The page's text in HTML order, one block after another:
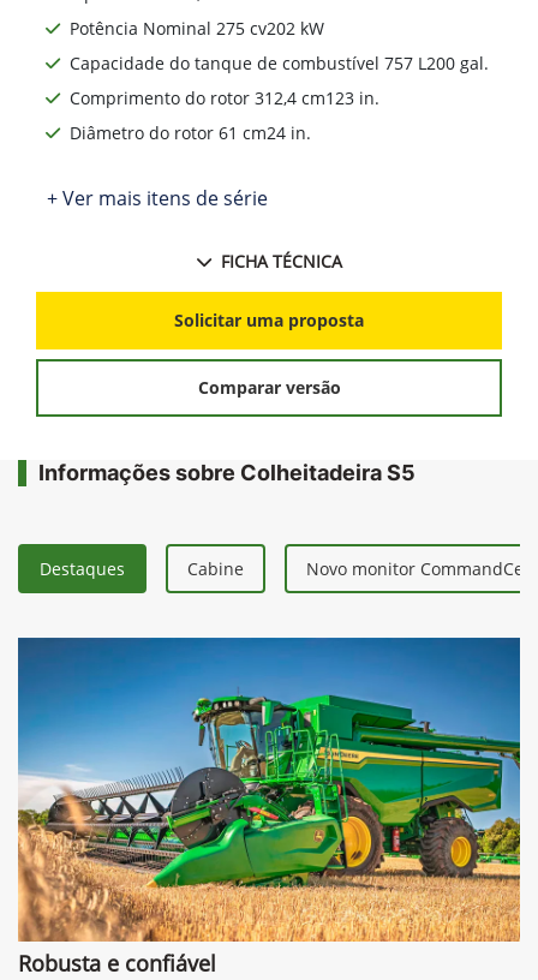
Potência Nominal 275 cv202 kW
Capacidade do tanque de combustível 757 L200 gal.
Comprimento do rotor 312,4 cm123 in.
Diâmetro do rotor 61 cm24 in.
+ Ver mais itens de série
FICHA TÉCNICA
Solicitar uma proposta
Comparar versão
Informações sobre Colheitadeira S5
Destaques Cabine Novo monitor
Robusta e confiável